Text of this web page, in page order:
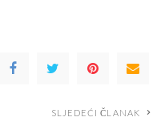
SLJEDEĆI ČLANAK